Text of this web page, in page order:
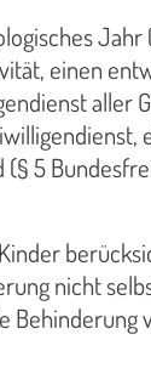
einen
aller
(§ 5
nicht